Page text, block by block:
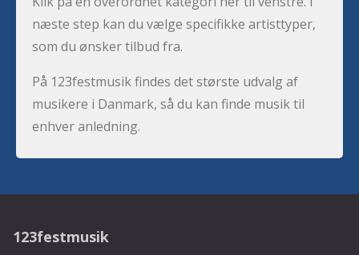
næste step kan du vælge specifikke artisttyper,
som du ønsker tilbud fra.
På 123festmusik findes det største udvalg af
musikere i Danmark, så du kan finde musik til
enhver anledning.
123festmusik